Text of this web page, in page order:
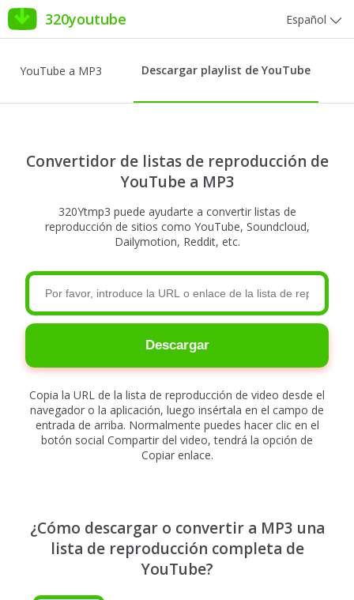
320youtube Español
YouTube a MP3 Descargar playlist de YouTube
Convertidor de listas de reproducción de
YouTube a MP3
320Ytmp3 puede ayudarte a convertir listas de
reproducción de sitios como YouTube, Soundcloud,
Dailymotion, Reddit, etc.
Descargar
Copia la URL de la lista de reproducción de video desde el
navegador o la aplicación, luego insértala en el campo de
entrada de arriba. Normalmente puedes hacer clic en el
botón social Compartir del video, tendrá la opción de
Copiar enlace.
¿Cómo descargar o convertir a MP3 una
lista de reproducción completa de
YouTube?